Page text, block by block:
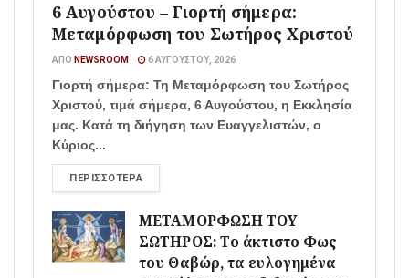
6 Αυγούστου – Γιορτή σήμερα:
Μεταμόρφωση του Σωτήρος Χριστού
ΑΠΌ NEWSROOM 6 ΑΥΓΟΎΣΤΟΥ, 2026
Γιορτή σήμερα: Τη Μεταμόρφωση του Σωτήρος
Χριστού, τιμά σήμερα, 6 Αυγούστου, η Εκκλησία
μας. Κατά τη διήγηση των Ευαγγελιστών, ο
Κύριος...
ΠΕΡΙΣΣΌΤΕΡΑ
ΜΕΤΑΜΟΡΦΩΣΗ ΤΟΥ
ΣΩΤΗΡΟΣ: Το άκτιστο Φως
του Θαβώρ, τα ευλογημένα